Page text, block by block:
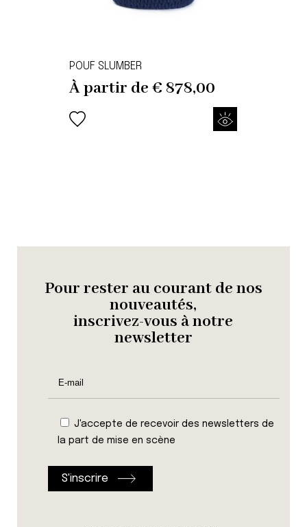
POUF SLUMBER
À partir de€ 878,00
Pour rester au courant de nos
nouveautés,
inscrivez-vous à notre
newsletter
J'accepte de recevoir des newsletters de
la part de mise en scène